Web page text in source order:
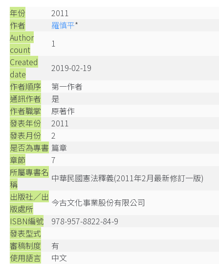
年份
2011
作者
羅慎平*
Author
count
1
Created
date
2019-02-19
作者順序
第一作者
通訊作者
是
作者職掌
原著作
發表年份
2011
發表月份
2
是否為專書 篇章
章節
7
所屬專書名
稱
中華民國憲法釋義(2011年2月最新修訂一版)
出版社／出
版處所
今古文化事業股份有限公司
ISBN編號
978-957-8822-84-9
發表型式
審稿制度
有
使用語言
中文